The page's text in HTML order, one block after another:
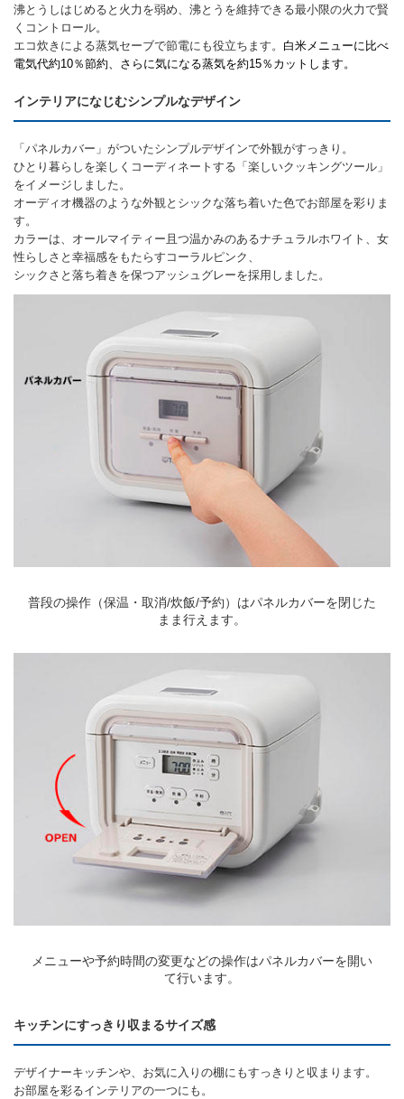
沸とうしはじめると火力を弱め、沸とうを維持できる最小限の火力で賢
くコントロール。
エコ炊きによる蒸気セーブで節電にも役立ちます。 白米メニューに比べ
電気代約10％節約、さらに気になる蒸気を約15％カットします。
インテリアになじむシンプルなデザイン
「パネルカバー」がついたシンプルデザインで外観がすっきり。
ひとり暮らしを楽しくコーディネートする「楽しいクッキングツール」
をイメージしました。
オーディオ機器のような外観とシックな落ち着いた色でお部屋を彩りま
す。
カラーは、オールマイティー且つ温かみのあるナチュラルホワイト、女
性らしさと幸福感をもたらすコーラルピンク、
シックさと落ち着きを保つアッシュグレーを採用しました。
普段の操作（保温・取消/炊飯/予約）はパネルカバーを閉じた
まま行えます。
メニューや予約時間の変更などの操作はパネルカバーを開い
て行います。
キッチンにすっきり収まるサイズ感
デザイナーキッチンや、お気に入りの棚にもすっきりと収まります。
お部屋を彩るインテリアの一つにも。